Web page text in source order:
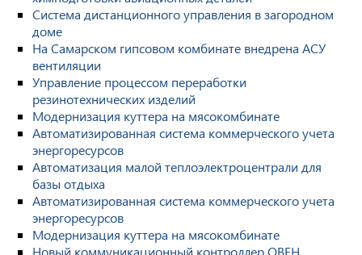
Система дистанционного управления в загородном
доме
На Самарском гипсовом комбинате внедрена АСУ
вентиляции
Управление процессом переработки
резинотехнических изделий
Модернизация куттера на мясокомбинате
Автоматизированная система коммерческого учета
энергоресурсов
Автоматизация малой теплоэлектроцентрали для
базы отдыха
Автоматизированная система коммерческого учета
энергоресурсов
Модернизация куттера на мясокомбинате
Новый коммуникационный контроллер ОВЕН